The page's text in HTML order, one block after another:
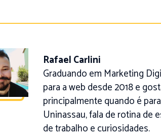
Rafael Carlini
Graduando em Marketing
para a web desde 2018 e
principalmente quando é
Uninassau, fala de rotina de
de trabalho e curiosidades.